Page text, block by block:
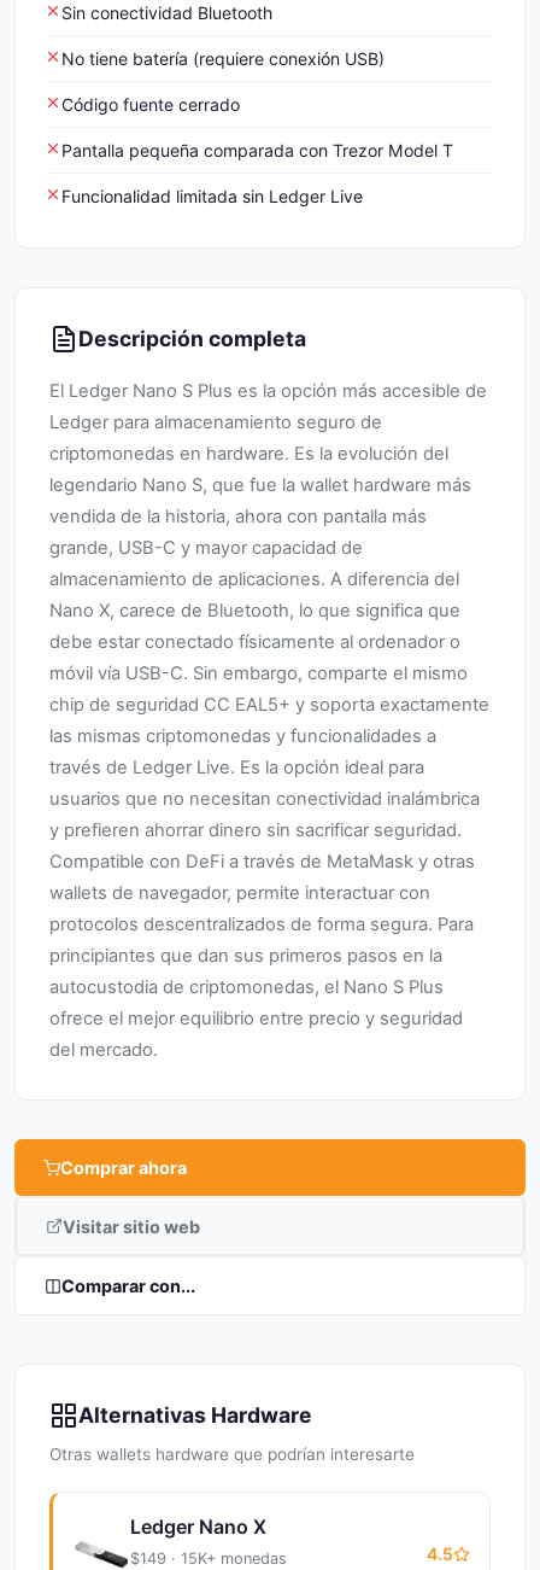
Sin conectividad Bluetooth
No tiene batería (requiere conexión USB)
Código fuente cerrado
Pantalla pequeña comparada con Trezor Model T
Funcionalidad limitada sin Ledger Live
Descripción completa
El Ledger Nano S Plus es la opción más accesible de
Ledger para almacenamiento seguro de
criptomonedas en hardware. Es la evolución del
legendario Nano S, que fue la wallet hardware más
vendida de la historia, ahora con pantalla más
grande, USB-C y mayor capacidad de
almacenamiento de aplicaciones. A diferencia del
Nano X, carece de Bluetooth, lo que significa que
debe estar conectado físicamente al ordenador o
móvil vía USB-C. Sin embargo, comparte el mismo
chip de seguridad CC EAL5+ y soporta exactamente
las mismas criptomonedas y funcionalidades a
través de Ledger Live. Es la opción ideal para
usuarios que no necesitan conectividad inalámbrica
y prefieren ahorrar dinero sin sacrificar seguridad.
Compatible con DeFi a través de MetaMask y otras
wallets de navegador, permite interactuar con
protocolos descentralizados de forma segura. Para
principiantes que dan sus primeros pasos en la
autocustodia de criptomonedas, el Nano S Plus
ofrece el mejor equilibrio entre precio y seguridad
del mercado.
Comprar ahora
Visitar sitio web
Comparar con...
Alternativas Hardware
Otras wallets hardware que podrían interesarte
Ledger Nano X
$149 · 15K+ monedas 4.5